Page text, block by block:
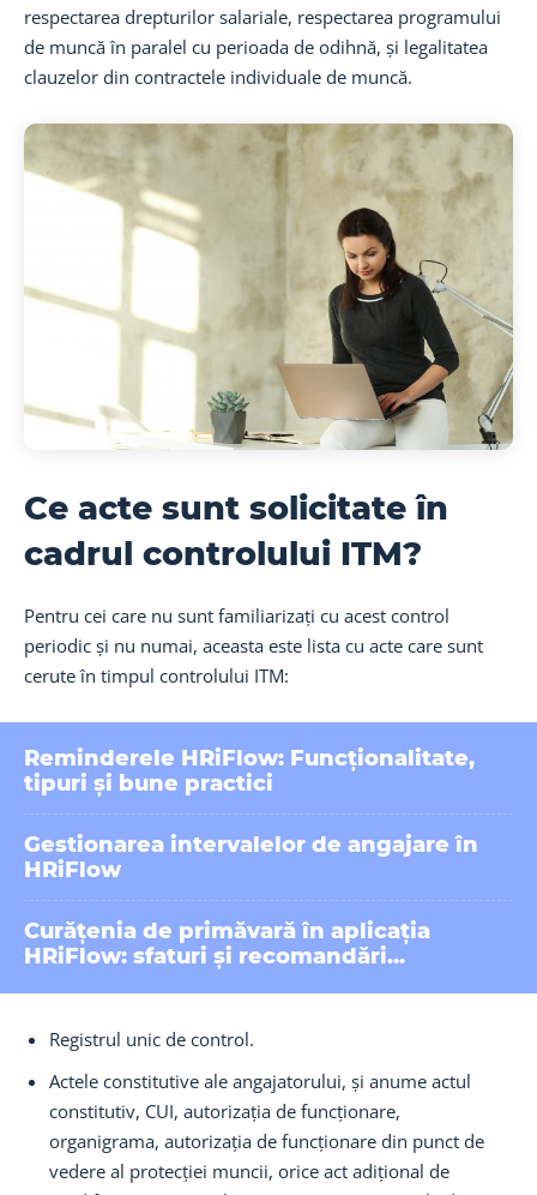
respectarea drepturilor salariale, respectarea programului
de muncă în paralel cu perioada de odihnă, și legalitatea
clauzelor din contractele individuale de muncă.
Ce acte sunt solicitate în
cadrul controlului ITM?
Pentru cei care nu sunt familiarizați cu acest control
periodic și nu numai, aceasta este lista cu acte care sunt
cerute în timpul controlului ITM:
Reminderele HRiFlow: Funcționalitate,
tipuri și bune practici
Gestionarea intervalelor de angajare în
HRiFlow
Curățenia de primăvară în aplicația
HRiFlow: sfaturi și recomandări...
Registrul unic de control.
Actele constitutive ale angajatorului, și anume actul
constitutiv, CUI, autorizația de funcționare,
organigrama, autorizația de funcționare din punct de
vedere al protecției muncii, orice act adițional de